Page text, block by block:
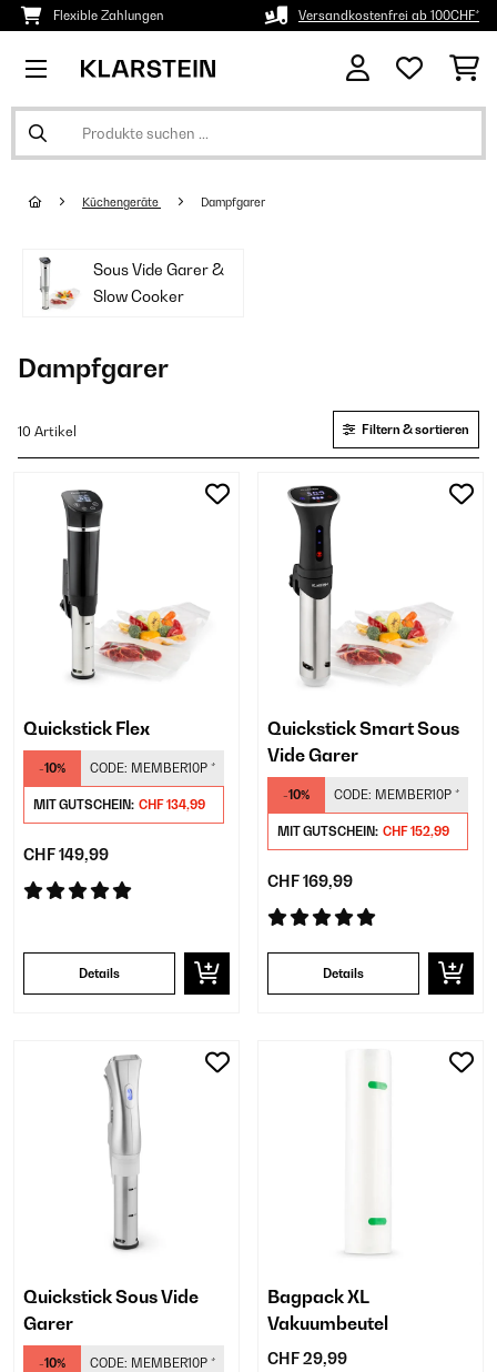
Flexible Zahlungen Versandkostenfrei ab 100CHF*
Küchengeräte Dampfgarer
Sous Vide Garer &
Slow Cooker
Dampfgarer
10 Artikel Filtern & sortieren
Quickstick Flex
-10% CODE: MEMBER10P *
MIT GUTSCHEIN: CHF 134,99
CHF 149,99
Details
Quickstick Smart Sous
Vide Garer
-10% CODE: MEMBER10P *
MIT GUTSCHEIN: CHF 152,99
CHF 169,99
Details
Quickstick Sous Vide
Garer
-10% CODE: MEMBER10P *
Bagpack XL
Vakuumbeutel
CHF 29,99